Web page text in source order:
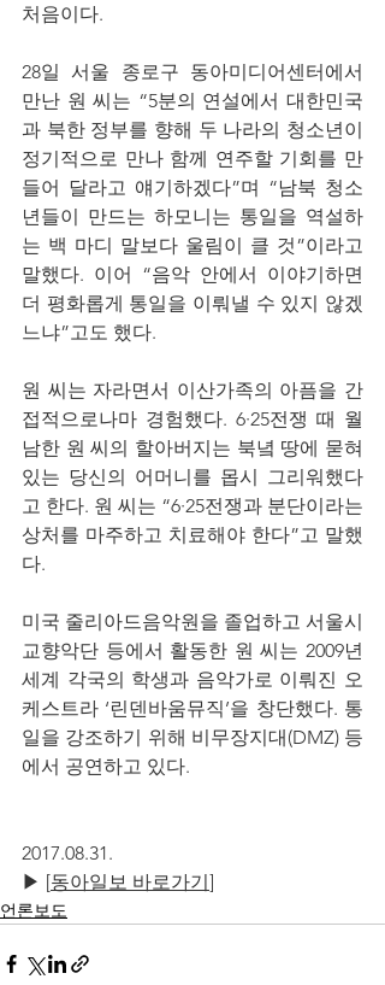
처음이다.
28일 서울 종로구 동아미디어센터에서
만난 원 씨는 “5분의 연설에서 대한민국
과 북한 정부를 향해 두 나라의 청소년이
정기적으로 만나 함께 연주할 기회를 만
들어 달라고 얘기하겠다”며 “남북 청소
년들이 만드는 하모니는 통일을 역설하
는 백 마디 말보다 울림이 클 것”이라고
말했다. 이어 “음악 안에서 이야기하면
더 평화롭게 통일을 이뤄낼 수 있지 않겠
느냐”고도 했다.
원 씨는 자라면서 이산가족의 아픔을 간
접적으로나마 경험했다. 6·25전쟁 때 월
남한 원 씨의 할아버지는 북녘 땅에 묻혀
있는 당신의 어머니를 몹시 그리워했다
고 한다. 원 씨는 “6·25전쟁과 분단이라는
상처를 마주하고 치료해야 한다”고 말했
다.
미국 줄리아드음악원을 졸업하고 서울시
교향악단 등에서 활동한 원 씨는 2009년
세계 각국의 학생과 음악가로 이뤄진 오
케스트라 ‘린덴바움뮤직’을 창단했다. 통
일을 강조하기 위해 비무장지대(DMZ) 등
에서 공연하고 있다.
2017.08.31.
▶ [동아일보 바로가기]
언론보도